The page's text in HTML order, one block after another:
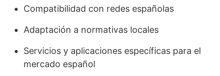
Compatibilidad con redes españolas
Adaptación a normativas locales
Servicios y aplicaciones específicas para el
mercado español